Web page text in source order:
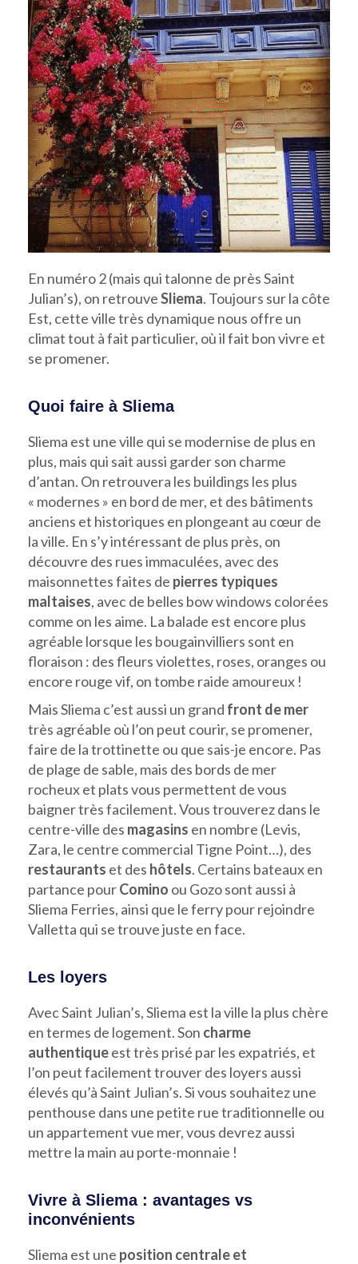
En numéro 2 (mais qui talonne de près Saint
Julian’s), on retrouveSliema. Toujours sur la côte
Est, cette ville très dynamique nous offre un
climat tout à fait particulier, où il fait bon vivre et
se promener.
Quoi faire à Sliema
Sliema est une ville qui se modernise de plus en
plus, mais qui sait aussi garder son charme
d’antan. On retrouvera les buildings les plus
« modernes » en bord de mer, et des bâtiments
anciens et historiques en plongeant au cœur de
la ville. En s’y intéressant de plus près, on
découvre des rues immaculées, avec des
maisonnettes faites de pierres typiques
maltaises, avec de belles bow windows colorées
comme on les aime. La balade est encore plus
agréable lorsque les bougainvilliers sont en
floraison : des fleurs violettes, roses, oranges ou
encore rouge vif, on tombe raide amoureux !
Mais Sliema c’est aussi un grand front de mer
très agréable où l’on peut courir, se promener,
faire de la trottinette ou que sais-je encore. Pas
de plage de sable, mais des bords de mer
rocheux et plats vous permettent de vous
baigner très facilement. Vous trouverez dans le
centre-ville des magasins en nombre (Levis,
Zara, le centre commercial Tigne Point…), des
restaurants et des hôtels. Certains bateaux en
partance pourComino ou Gozo sont aussi à
Sliema Ferries, ainsi que le ferry pour rejoindre
Valletta qui se trouve juste en face.
Les loyers
Avec Saint Julian’s, Sliema est la ville la plus chère
en termes de logement. Son charme
authentiqueest très prisé par les expatriés, et
l’on peut facilement trouver des loyers aussi
élevés qu’à Saint Julian’s. Si vous souhaitez une
penthouse dans une petite rue traditionnelle ou
un appartement vue mer, vous devrez aussi
mettre la main au porte-monnaie !
Vivre à Sliema : avantages vs
inconvénients
Sliema est une position centrale et